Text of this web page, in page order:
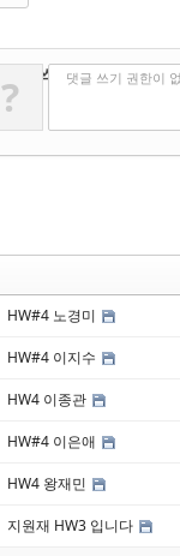
댓글 쓰기
? 댓글 쓰기 권한이
HW#4 노경미
HW#4 이지수
HW4 이종관
HW#4 이은애
HW4 왕재민
지원재 HW3 입니다